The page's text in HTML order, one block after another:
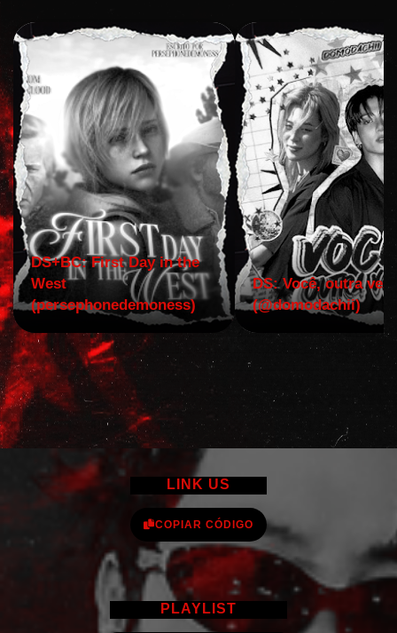
DS+BC: First Day in the
West
(persephonedemoness)
DS: Você, outra vez!
(@domodachii)
LINK US
COPIAR CÓDIGO
PLAYLIST